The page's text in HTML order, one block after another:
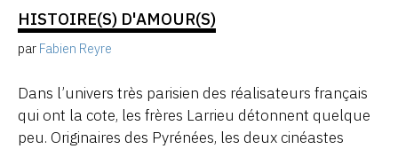
HISTOIRE(S) D'AMOUR(S)
par Fabien Reyre
Dans l’univers très parisien des réalisateurs français
qui ont la cote, les frères Larrieu détonnent quelque
peu. Originaires des Pyrénées, les deux cinéastes